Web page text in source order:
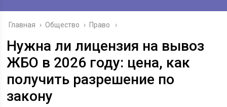
Главная › Общество › Право
Нужна ли лицензия на вывоз
ЖБО в 2026 году: цена, как
получить разрешение по
закону